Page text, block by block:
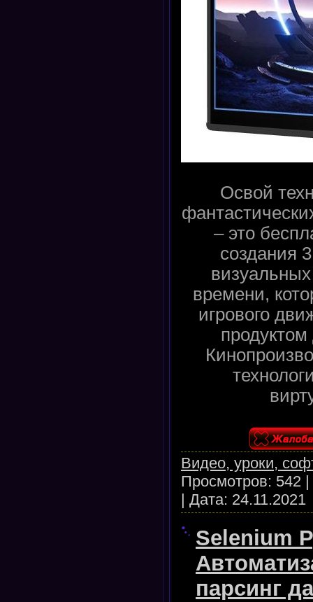
Освой
– это
создания
времени,
игрового
Видео, уроки,
Просмотров: 542
Дата: 24.11.2021
Selenium
парсинг